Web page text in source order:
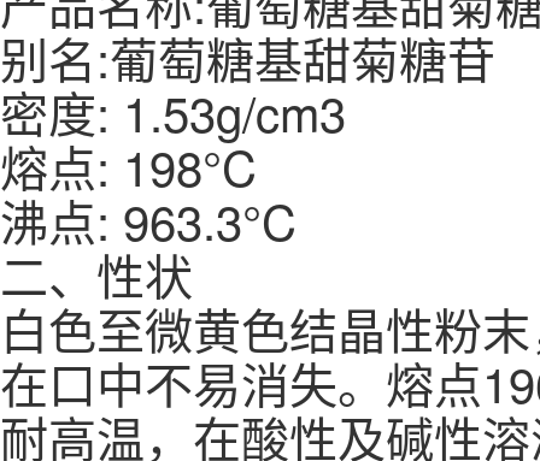
别名:葡萄糖基甜菊糖苷
密度: 1.53g/cm3
熔点: 198°C
沸点: 963.3°C
二、性状
白色至微黄色结晶性粉
在口中不易消失。熔点
耐高温，在酸性及碱性